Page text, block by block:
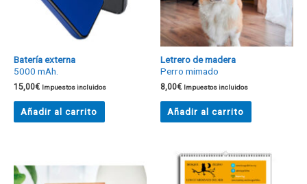
Batería externa
5000 mAh.
15,00€ Impuestos incluidos
Añadir al carrito
Letrero de madera
Perro mimado
8,00€ Impuestos incluidos
Añadir al carrito